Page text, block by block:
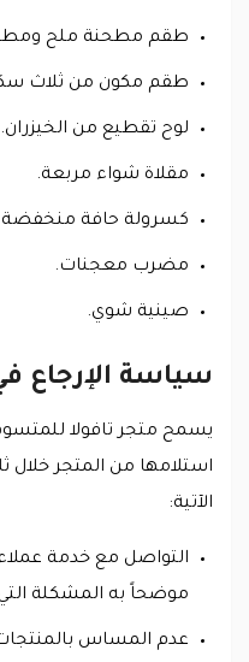
طقم مطحنة ملح
طقم مكون من ثلاث
لوح تقطيع من الخيزران.
مقلاة شواء مربعة.
كسرولة حافة منخفضة
مضرب معجنات.
صينية شوي.
سياسة الإرجاع
يسمح متجر تافولا
استلامها من المتجر خلال
الآتية:
التواصل مع خدمة عملاء
موضحاً به المشكلة
عدم المساس